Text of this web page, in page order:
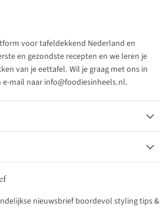
voor tafeldekkend Nederland en
en gezondste recepten en we leren je
van je eettafel. Wil je graag met ons in
mail naar info@foodiesinheels.nl.
nieuwsbrief boordevol styling tips &